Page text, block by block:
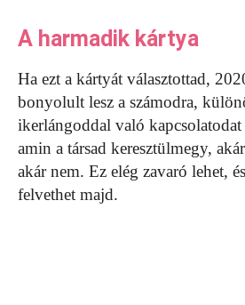
A harmadik kártya
Ha ezt a kártyát választottad,
bonyolult lesz a számodra,
ikerlángoddal való
amin a társad keresztülmegy,
akár nem. Ez elég zavaró lehet,
felvethet majd.